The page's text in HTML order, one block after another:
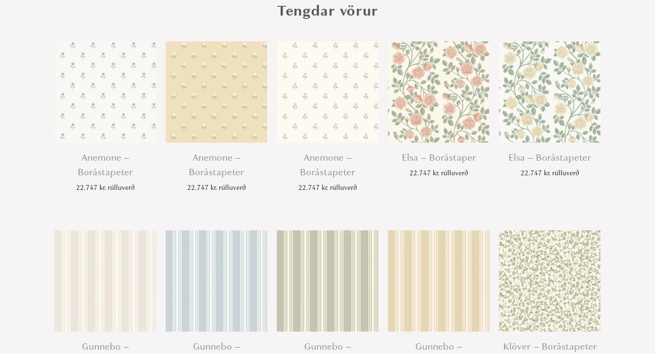
a
e
t
r
q
Tengdar vörur
Anemone –
Boråstapeter
22.747 kr. rúlluverð
Anemone –
Boråstapeter
22.747 kr. rúlluverð
Anemone –
Boråstapeter
22.747 kr. rúlluverð
Elsa – Boråstaper
22.747 kr. rúlluverð
Elsa – Boråstapeter
22.747 kr. rúlluverð
Gunnebo –
Gunnebo –
Gunnebo –
Gunnebo –
Klöver – Boråstapeter